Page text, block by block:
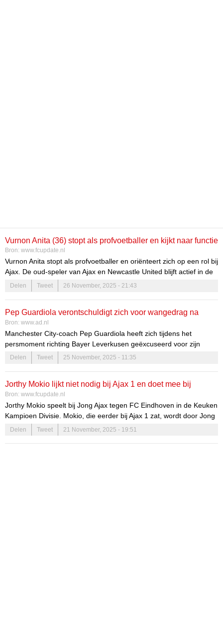
Vurnon Anita (36) stopt als profvoetballer en kijkt naar functie
bij Ajax
Bron: www.fcupdate.nl
Vurnon Anita stopt als profvoetballer en oriënteert zich op een rol bij
Ajax. De oud-speler van Ajax en Newcastle United blijft actief in de
voetballerij en wil meer tijd besteden aan zijn gezin na successen
bij FC Volendam.
Delen Tweet 26 November, 2025 - 21:43
Pep Guardiola verontschuldigt zich voor wangedrag na
nederlaag: ‘Ik schaam mij kapot’
Bron: www.ad.nl
Manchester City-coach Pep Guardiola heeft zich tijdens het
persmoment richting Bayer Leverkusen geëxcuseerd voor zijn
gedrag van zaterdag na afloop van de met 2-1 verloren wedstrijd
tegen Newcastle United.
Delen Tweet 25 November, 2025 - 11:35
Jorthy Mokio lijkt niet nodig bij Ajax 1 en doet mee bij
beloften
Bron: www.fcupdate.nl
Jorthy Mokio speelt bij Jong Ajax tegen FC Eindhoven in de Keuken
Kampioen Divisie. Mokio, die eerder bij Ajax 1 zat, wordt door Jong
Ajax-trainer Willem Weijs opgesteld. Clubs als Manchester United
en Newcastle United volgen zijn situatie.
Delen Tweet 21 November, 2025 - 19:51